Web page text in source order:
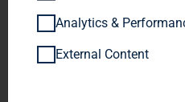
Die TAG
Analytics &
External Content